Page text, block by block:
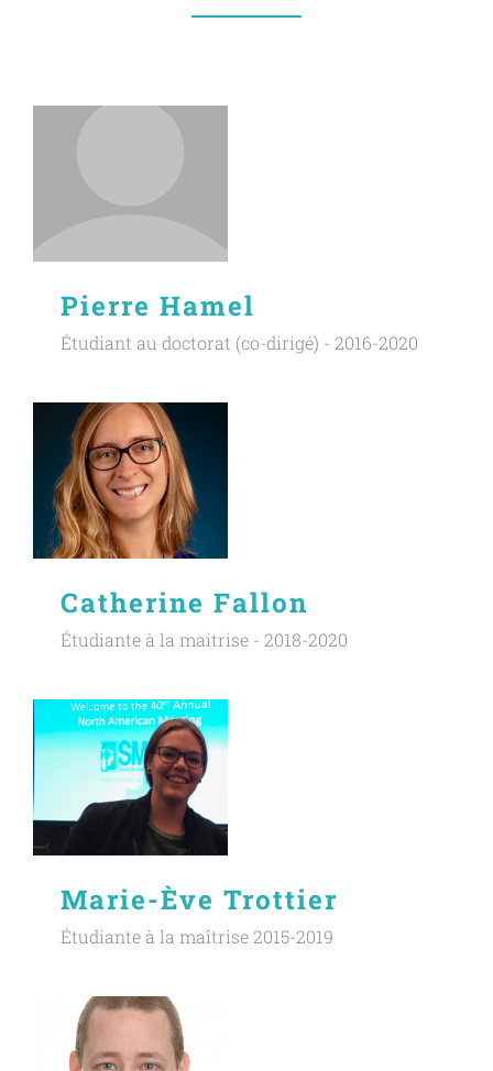
Pierre Hamel
Étudiant au doctorat (co-dirigé) - 2016-2020
Catherine Fallon
Étudiante à la maitrise - 2018-2020
Marie-Ève Trottier
Étudiante à la maîtrise 2015-2019